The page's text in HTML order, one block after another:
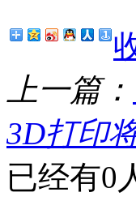
上一篇：
3D打印
已经有0